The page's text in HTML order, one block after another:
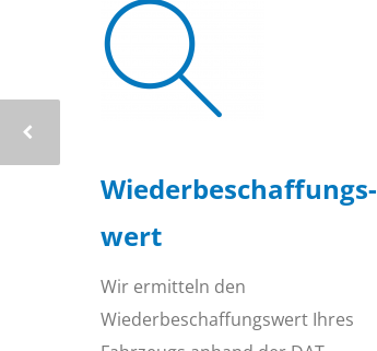
Wiederbeschaffungs­
wert
Wir ermitteln den
Wiederbeschaffungswert Ihres